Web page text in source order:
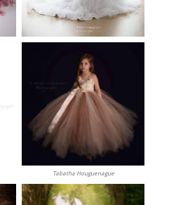
Tabatha Houguenague